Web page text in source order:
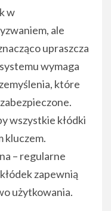
w
ale
upraszcza
wymaga
które
wszystkie kłódki
kluczem.
– regularne
zapewnią
użytkowania.